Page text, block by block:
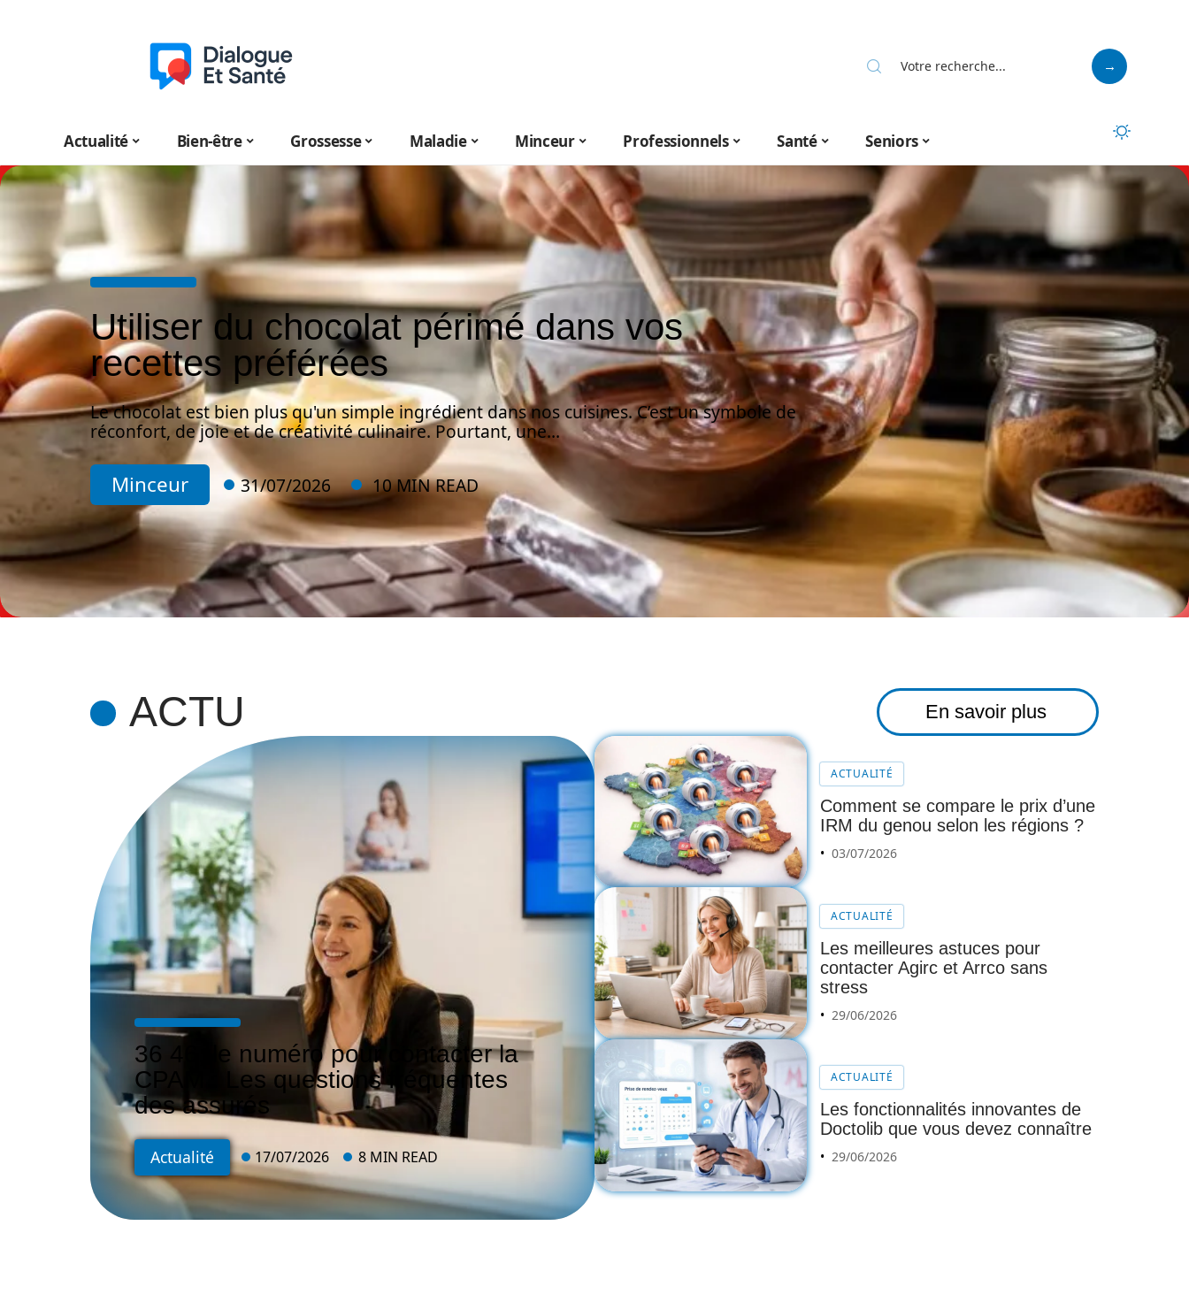
Actualité Bien-être Grossesse Maladie Minceur Professionnels Santé Seniors
Utiliser du chocolat périmé dans vos
recettes préférées
Le chocolat est bien plus qu'un simple ingrédient dans nos cuisines. C’est un symbole de
réconfort, de joie et de créativité culinaire. Pourtant, une…
Minceur 31/07/2026 10 MIN READ
ACTU En savoir plus
36 46, le numéro pour contacter la
CPAM : Les questions fréquentes
des assurés
Actualité 17/07/2026 8 MIN READ
ACTUALITÉ
Comment se compare le prix d’une
IRM du genou selon les régions ?
03/07/2026
ACTUALITÉ
Les meilleures astuces pour
contacter Agirc et Arrco sans
stress
29/06/2026
ACTUALITÉ
Les fonctionnalités innovantes de
Doctolib que vous devez connaître
29/06/2026